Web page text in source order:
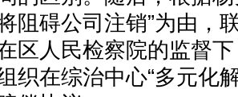
阻碍公司注销”为由，
区人民检察院的监督
织在综治中心“多元化